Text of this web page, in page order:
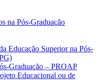
na Pós-Graduação
Educação Superior na Pós-
Graduação – PROAP
Educacional ou de